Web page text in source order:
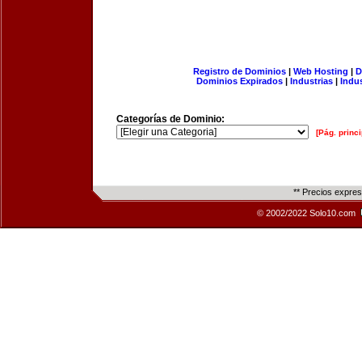
Registro de Dominios| Web Hosting |
Dominios Expirados | Industrias |
Categorías de Dominio:
[Pág.
** Precios
© 2002/2022 Solo10.com